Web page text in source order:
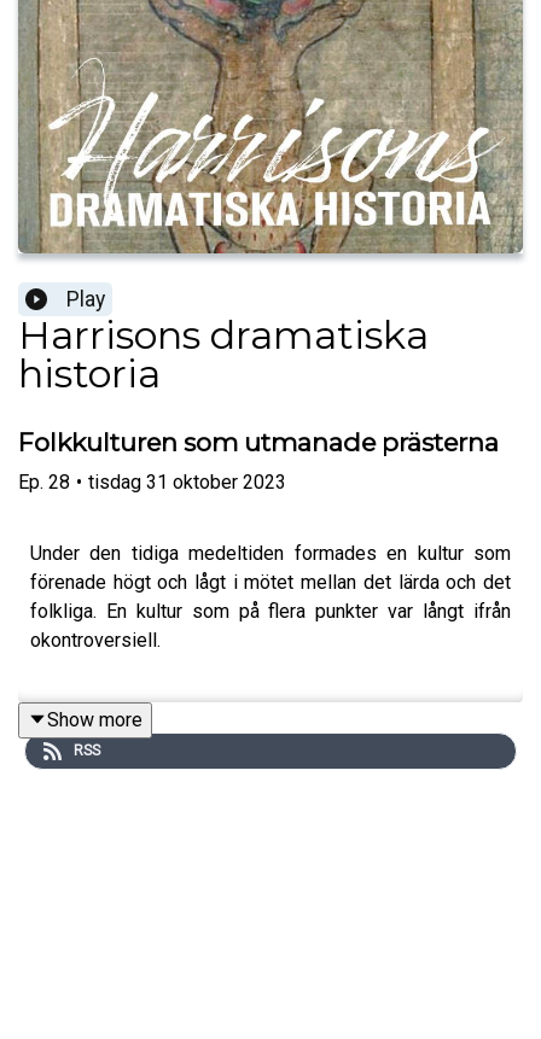
Play
Harrisons dramatiska
historia
Folkkulturen som utmanade prästerna
Ep. 28 • tisdag 31 oktober 2023
Under den tidiga medeltiden formades en kultur som
förenade högt och lågt i mötet mellan det lärda och det
folkliga. En kultur som på flera punkter var långt ifrån
okontroversiell.
Prästerna ryste över folks vidskepligheter och såg till att
fästa sina åsikter på pränt. I lagar, dikter, pedagogiska
Show more
RSS